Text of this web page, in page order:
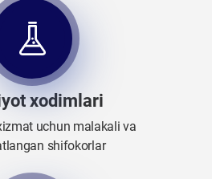
xodimlari
uchun malakali va
shifokorlar